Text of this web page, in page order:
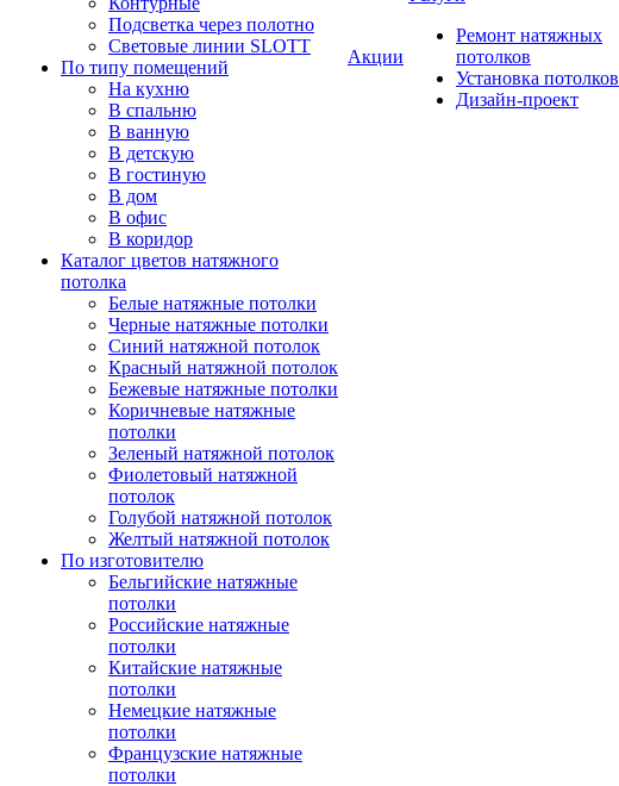
Подсветка через полотно
Световые линии SLOTT
По типу помещений
На кухню
В спальню
В ванную
В детскую
В гостиную
В дом
В офис
В коридор
Каталог цветов натяжного
потолка
Белые натяжные потолки
Черные натяжные потолки
Синий натяжной потолок
Красный натяжной потолок
Бежевые натяжные потолки
Коричневые натяжные
потолки
Зеленый натяжной потолок
Фиолетовый натяжной
потолок
Голубой натяжной потолок
Желтый натяжной потолок
По изготовителю
Бельгийские натяжные
потолки
Российские натяжные
потолки
Китайские натяжные
потолки
Немецкие натяжные
потолки
Французские натяжные
потолки
Акции
Ремонт натяжных
потолков
Установка потолков
Дизайн-проект